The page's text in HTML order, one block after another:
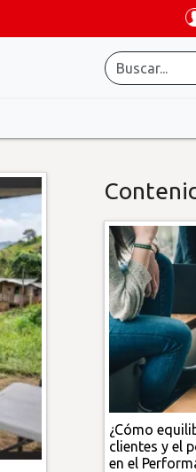
¿Cómo
clientes y el
en el